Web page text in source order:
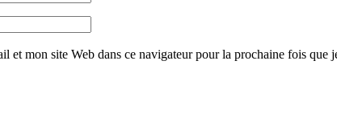
et mon site Web dans ce navigateur pour la prochaine fois que